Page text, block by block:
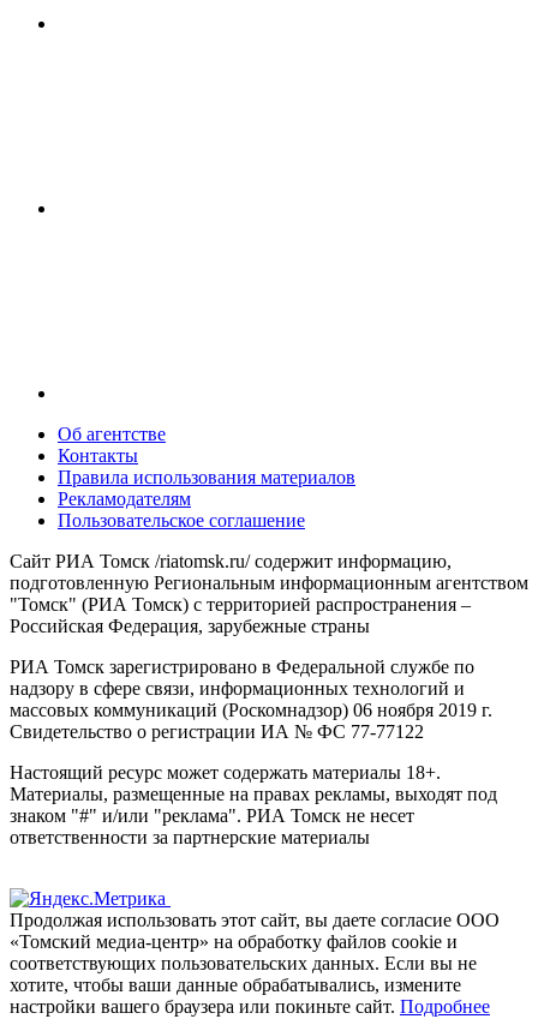
Об агентстве
Контакты
Правила использования материалов
Рекламодателям
Пользовательское соглашение
Сайт РИА Томск /riatomsk.ru/ содержит информацию,
подготовленную Региональным информационным агентством
"Томск" (РИА Томск) с территорией распространения –
Российская Федерация, зарубежные страны
РИА Томск зарегистрировано в Федеральной службе по
надзору в сфере связи, информационных технологий и
массовых коммуникаций (Роскомнадзор) 06 ноября 2019 г.
Свидетельство о регистрации ИА № ФС 77-77122
Настоящий ресурс может содержать материалы 18+.
Материалы, размещенные на правах рекламы, выходят под
знаком "#" и/или "реклама". РИА Томск не несет
ответственности за партнерские материалы
Продолжая использовать этот сайт, вы даете согласие ООО
«Томский медиа-центр» на обработку файлов cookie и
соответствующих пользовательских данных. Если вы не
хотите, чтобы ваши данные обрабатывались, измените
настройки вашего браузера или покиньте сайт. Подробнее